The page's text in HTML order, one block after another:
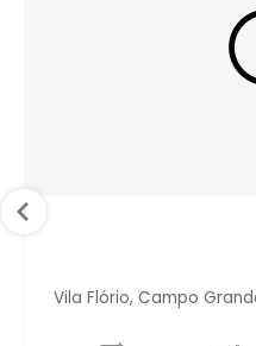
Vila Flório, Campo